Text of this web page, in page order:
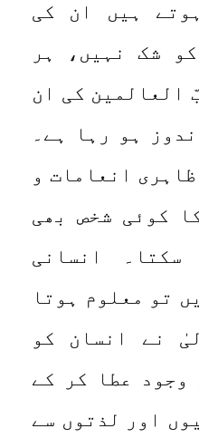
ہیں ان کی
شک نہیں، ہر
العالمین کی ان
ہو رہا ہے۔
انعامات و
کوئی شخص بھی
انسانی
تو معلوم ہوتا
نے انسان کو
وجود عطا کر کے
اور لذتوں سے